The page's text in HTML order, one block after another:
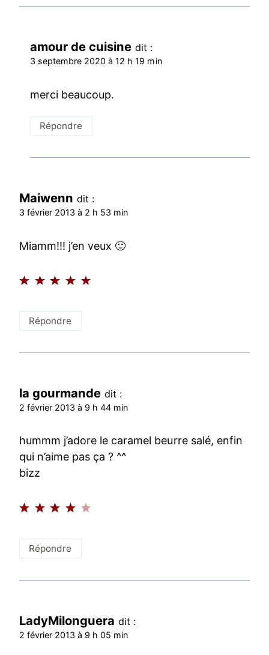
amour de cuisine dit :
3 septembre 2020 à 12 h 19 min
merci beaucoup.
Répondre
Maiwenn dit :
3 février 2013 à 2 h 53 min
Miamm!!! j’en veux 🙂
Répondre
la gourmande dit :
2 février 2013 à 9 h 44 min
hummm j’adore le caramel beurre salé, enfin
qui n’aime pas ça ? ^^
bizz
Répondre
LadyMilonguera dit :
2 février 2013 à 9 h 05 min